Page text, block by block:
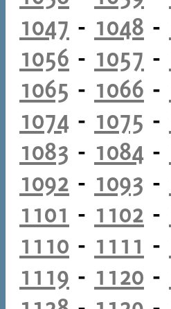
1047 - 1048 -
1056 - 1057 -
1065 - 1066 -
1074 - 1075 -
1083 - 1084 -
1092 - 1093 -
1101 - 1102 -
1110 - 1111 -
1119 - 1120 -